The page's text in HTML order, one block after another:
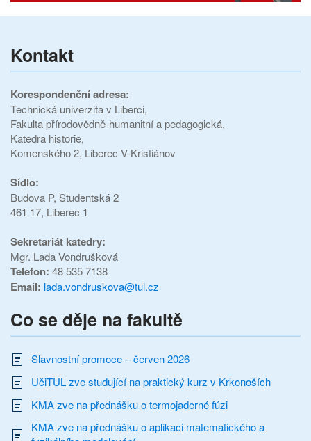
Kontakt
Korespondenční adresa:
Technická univerzita v Liberci,
Fakulta přírodovědně-humanitní a pedagogická,
Katedra historie,
Komenského 2, Liberec V-Kristiánov
Sídlo:
Budova P, Studentská 2
461 17, Liberec 1
Sekretariát katedry:
Mgr. Lada Vondrušková
Telefon: 48 535 7138
Email: lada.vondruskova@tul.cz
Co se děje na fakultě
Slavnostní promoce – červen 2026
UčiTUL zve studující na praktický kurz v Krkonoších
KMA zve na přednášku o termojaderné fúzi
KMA zve na přednášku o aplikaci matematického a